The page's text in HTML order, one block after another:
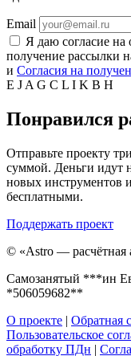
Email
Я даю согласие на
получение рассылки
и Согласия на
E J A G C L I K B H
Понравился
Отправьте проекту
суммой. Деньги идут
новых инструментов
бесплатными.
Поддержать проект
© «Astro — расчётная
Самозанятый ***ин
*506059682**
О проекте | Обратная
Пользовательское
обработку ПДн |